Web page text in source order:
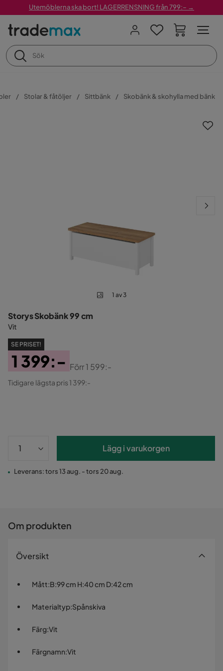
Utemöblerna ska bort! LAGERRENSNING från 799:– →
Stolar & fåtöljer Sittbänk Skobänk & skohylla med bänk
1 av 3
Storys Skobänk 99 cm
Vit
SE PRISET!
Pris
1 399:-
Original
Förr1 599:-
Tidigare lägsta pris 1 399:-
Lägg i varukorgen
Leverans: tors 13 aug. - tors 20 aug.
Om produkten
Översikt
Mått:B:99 cm H:40 cm D:42 cm
Materialtyp:Spånskiva
Färg:Vit
Färgnamn:Vit